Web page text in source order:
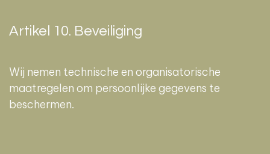
Artikel 10. Beveiliging
Wij nemen technische en organisatorische
maatregelen om persoonlijke gegevens te
beschermen.